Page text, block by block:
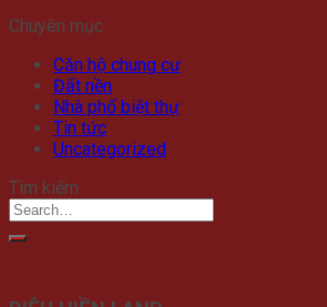
Chuyên mục
Căn hộ chung cư
Đất nền
Nhà phố biệt thự
Tin tức
Uncategorized
Tìm kiếm